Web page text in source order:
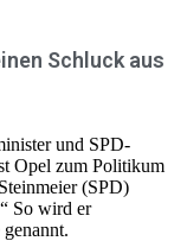
Schluck aus
und SPD-
Opel zum Politikum
(SPD)
So wird er